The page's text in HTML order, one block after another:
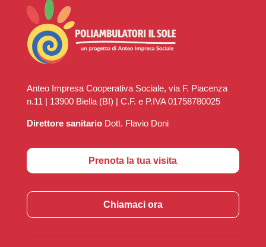
Anteo Impresa Cooperativa Sociale, via F. Piacenza
n.11 | 13900 Biella (BI) | C.F. e P.IVA 01758780025
Direttore sanitario Dott. Flavio Doni
Prenota la tua visita
Chiamaci ora